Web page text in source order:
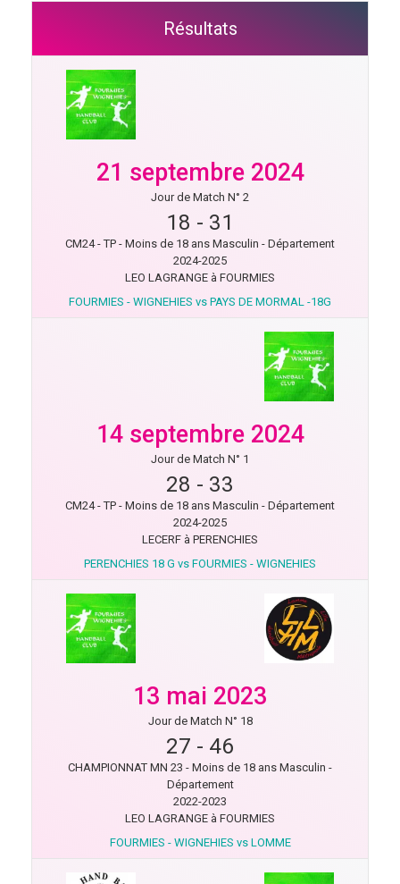
Résultats
21 septembre 2024
Jour de Match N° 2
18 - 31
CM24 - TP - Moins de 18 ans Masculin - Département
2024-2025
LEO LAGRANGE à FOURMIES
FOURMIES - WIGNEHIES vs PAYS DE MORMAL -18G
14 septembre 2024
Jour de Match N° 1
28 - 33
CM24 - TP - Moins de 18 ans Masculin - Département
2024-2025
LECERF à PERENCHIES
PERENCHIES 18 G vs FOURMIES - WIGNEHIES
13 mai 2023
Jour de Match N° 18
27 - 46
CHAMPIONNAT MN 23 - Moins de 18 ans Masculin -
Département
2022-2023
LEO LAGRANGE à FOURMIES
FOURMIES - WIGNEHIES vs LOMME